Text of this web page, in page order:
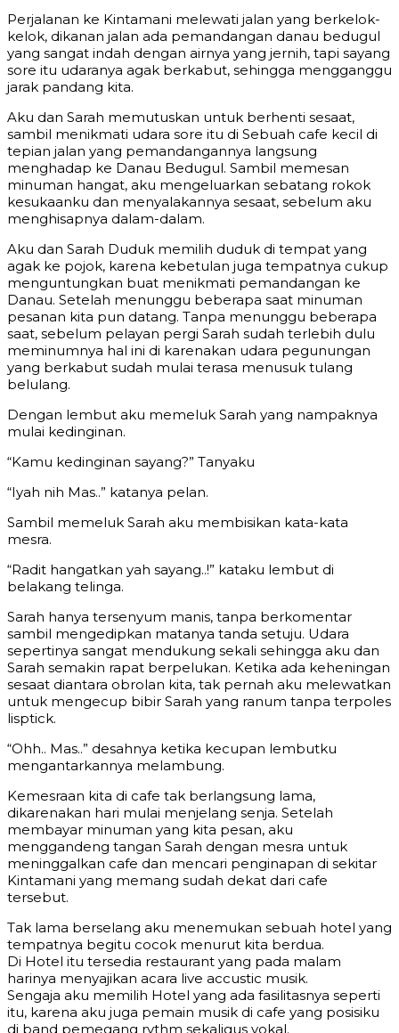
Perjalanan ke Kintamani melewati jalan yang berkelok-
kelok, dikanan jalan ada pemandangan danau bedugul
yang sangat indah dengan airnya yang jernih, tapi sayang
sore itu udaranya agak berkabut, sehingga mengganggu
jarak pandang kita.
Aku dan Sarah memutuskan untuk berhenti sesaat,
sambil menikmati udara sore itu di Sebuah cafe kecil di
tepian jalan yang pemandangannya langsung
menghadap ke Danau Bedugul. Sambil memesan
minuman hangat, aku mengeluarkan sebatang rokok
kesukaanku dan menyalakannya sesaat, sebelum aku
menghisapnya dalam-dalam.
Aku dan Sarah Duduk memilih duduk di tempat yang
agak ke pojok, karena kebetulan juga tempatnya cukup
menguntungkan buat menikmati pemandangan ke
Danau. Setelah menunggu beberapa saat minuman
pesanan kita pun datang. Tanpa menunggu beberapa
saat, sebelum pelayan pergi Sarah sudah terlebih dulu
meminumnya hal ini di karenakan udara pegunungan
yang berkabut sudah mulai terasa menusuk tulang
belulang.
Dengan lembut aku memeluk Sarah yang nampaknya
mulai kedinginan.
“Kamu kedinginan sayang?” Tanyaku
“Iyah nih Mas..” katanya pelan.
Sambil memeluk Sarah aku membisikan kata-kata
mesra.
“Radit hangatkan yah sayang..!” kataku lembut di
belakang telinga.
Sarah hanya tersenyum manis, tanpa berkomentar
sambil mengedipkan matanya tanda setuju. Udara
sepertinya sangat mendukung sekali sehingga aku dan
Sarah semakin rapat berpelukan. Ketika ada keheningan
sesaat diantara obrolan kita, tak pernah aku melewatkan
untuk mengecup bibir Sarah yang ranum tanpa terpoles
lisptick.
“Ohh.. Mas..” desahnya ketika kecupan lembutku
mengantarkannya melambung.
Kemesraan kita di cafe tak berlangsung lama,
dikarenakan hari mulai menjelang senja. Setelah
membayar minuman yang kita pesan, aku
menggandeng tangan Sarah dengan mesra untuk
meninggalkan cafe dan mencari penginapan di sekitar
Kintamani yang memang sudah dekat dari cafe
tersebut.
Tak lama berselang aku menemukan sebuah hotel yang
tempatnya begitu cocok menurut kita berdua.
Di Hotel itu tersedia restaurant yang pada malam
harinya menyajikan acara live accustic musik.
Sengaja aku memilih Hotel yang ada fasilitasnya seperti
itu, karena aku juga pemain musik di cafe yang posisiku
di band pemegang rythm sekaligus vokal.